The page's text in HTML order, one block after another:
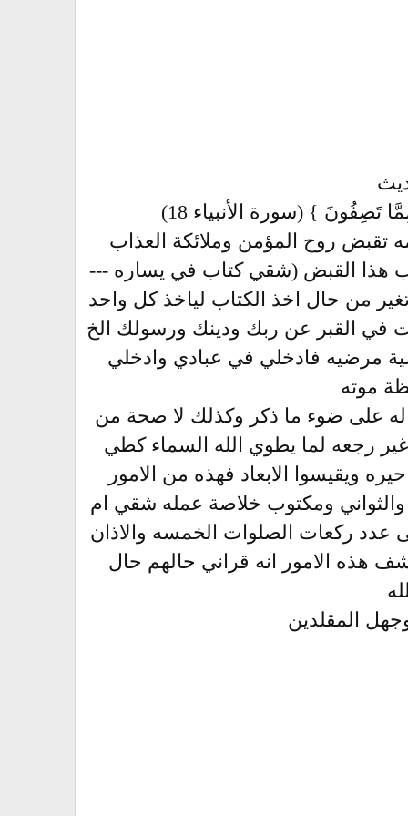
} (سورة الأنبياء 18)
روح المؤمن وملائكة العذاب
هذا القبض (شقي كتاب في يساره ---
من حال اخذ الكتاب لياخذ كل واحد
في القبر عن ربك ودينك ورسولك الخ
مرضيه فادخلي في عبادي وادخلي
موته
على ضوء ما ذكر وكذلك لا صحة من
رجعه لما يطوي الله السماء كطي
القاتل 99 نفس والملائكه في حيره ويقيسوا الابعاد فهذه من الامور
والثواني ومكتوب خلاصة عمله شقي ام
عدد ركعات الصلوات الخمسه والاذان
هذه الامور انه قراني حالهم حال
المقلدين